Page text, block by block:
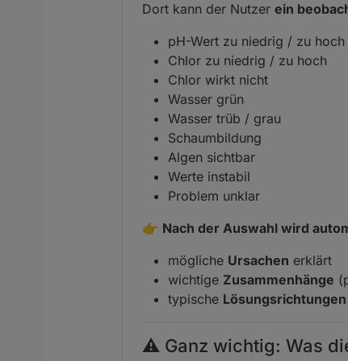
Dort kann der Nutzer ein
pH-Wert zu niedrig / zu hoch
Chlor zu niedrig / zu hoch
Chlor wirkt nicht
Wasser grün
Wasser trüb / grau
Schaumbildung
Algen sichtbar
Werte instabil
Problem unklar
👉 Nach der Auswahl wird
mögliche Ursachen erklärt
wichtige Zusammenhänge
typische Lösungsrichtungen
⚠️ Ganz wichtig: Was